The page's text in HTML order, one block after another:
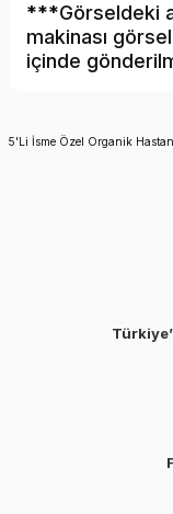
***Görseldeki
makinası
içinde
5'Li İsme Özel Organik